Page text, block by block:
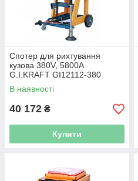
Спотер для рихтування
кузова 380V, 5800A
G.I.KRAFT GI12112-380
В наявності
40 172 ₴
Купити